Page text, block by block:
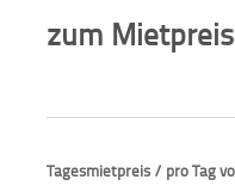
zum
Tagesmietpreis / pro Tag